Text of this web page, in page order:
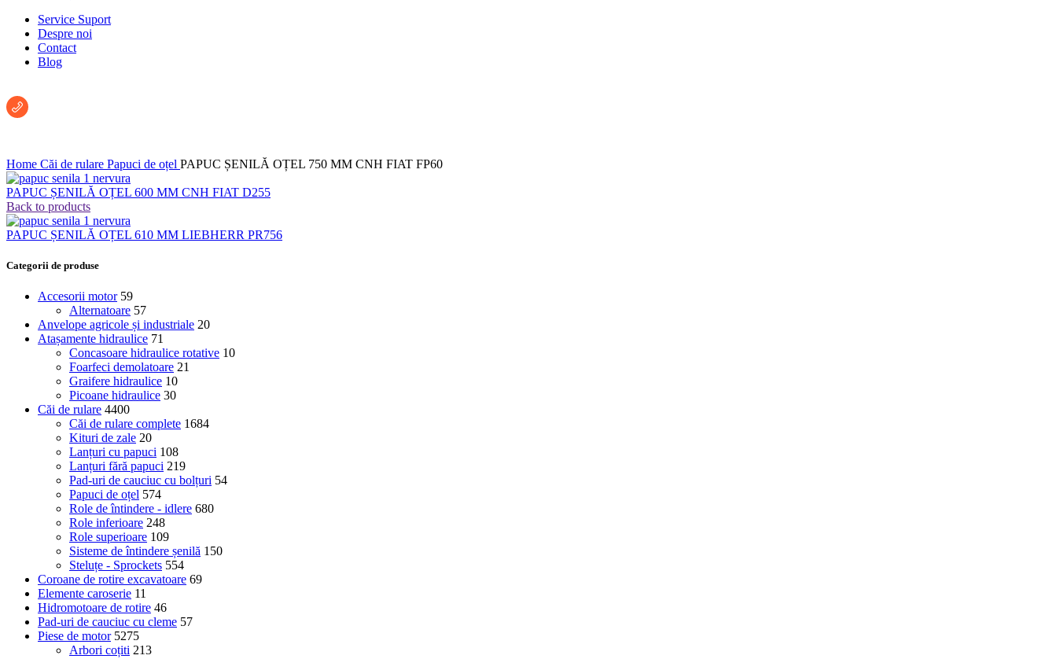
Service Suport
Despre noi
Contact
Blog
Home Căi de rulare Papuci de oțel PAPUC ȘENILĂ OȚEL 750 MM CNH FIAT FP60
PAPUC ȘENILĂ OȚEL 600 MM CNH FIAT D255
Back to products
PAPUC ȘENILĂ OȚEL 610 MM LIEBHERR PR756
Categorii de produse
Accesorii motor 59
Alternatoare 57
Anvelope agricole și industriale 20
Atașamente hidraulice 71
Concasoare hidraulice rotative 10
Foarfeci demolatoare 21
Graifere hidraulice 10
Picoane hidraulice 30
Căi de rulare 4400
Căi de rulare complete 1684
Kituri de zale 20
Lanțuri cu papuci 108
Lanțuri fără papuci 219
Pad-uri de cauciuc cu bolțuri 54
Papuci de oțel 574
Role de întindere - idlere 680
Role inferioare 248
Role superioare 109
Sisteme de întindere șenilă 150
Steluțe - Sprockets 554
Coroane de rotire excavatoare 69
Elemente caroserie 11
Hidromotoare de rotire 46
Pad-uri de cauciuc cu cleme 57
Piese de motor 5275
Arbori coțiti 213